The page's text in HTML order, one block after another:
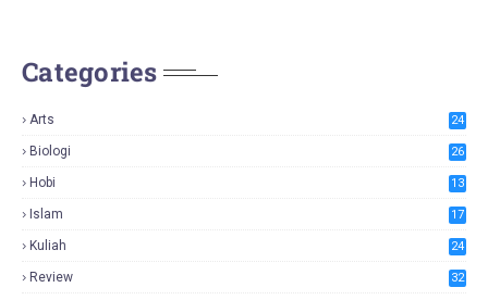
Categories
Arts 24
Biologi 26
Hobi 13
Islam 17
Kuliah 24
Review 32